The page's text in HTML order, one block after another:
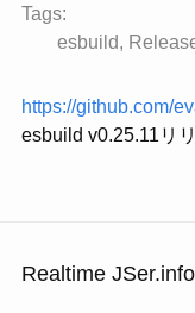
Tags:
esbuild
https://github.com/
esbuild v0.25.11リ
Realtime JSer.info